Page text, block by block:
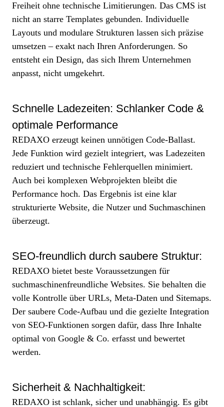
Freiheit ohne technische Limitierungen. Das CMS ist
nicht an starre Templates gebunden. Individuelle
Layouts und modulare Strukturen lassen sich präzise
umsetzen – exakt nach Ihren Anforderungen. So
entsteht ein Design, das sich Ihrem Unternehmen
anpasst, nicht umgekehrt.
Schnelle Ladezeiten: Schlanker Code &
optimale Performance
REDAXO erzeugt keinen unnötigen Code-Ballast.
Jede Funktion wird gezielt integriert, was Ladezeiten
reduziert und technische Fehlerquellen minimiert.
Auch bei komplexen Webprojekten bleibt die
Performance hoch. Das Ergebnis ist eine klar
strukturierte Website, die Nutzer und Suchmaschinen
überzeugt.
SEO-freundlich durch saubere Struktur:
REDAXO bietet beste Voraussetzungen für
suchmaschinenfreundliche Websites. Sie behalten die
volle Kontrolle über URLs, Meta-Daten und Sitemaps.
Der saubere Code-Aufbau und die gezielte Integration
von SEO-Funktionen sorgen dafür, dass Ihre Inhalte
optimal von Google & Co. erfasst und bewertet
werden.
Sicherheit & Nachhaltigkeit:
REDAXO ist schlank, sicher und unabhängig. Es gibt